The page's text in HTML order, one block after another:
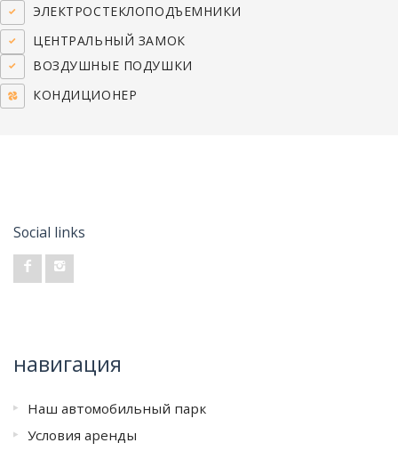
ЭЛЕКТРОСТЕКЛОПОДЪЕМНИКИ
ЦЕНТРАЛЬНЫЙ ЗАМОК
ВОЗДУШНЫЕ ПОДУШКИ
КОНДИЦИОНЕР
Social links
навигация
Наш автомобильный парк
Условия аренды